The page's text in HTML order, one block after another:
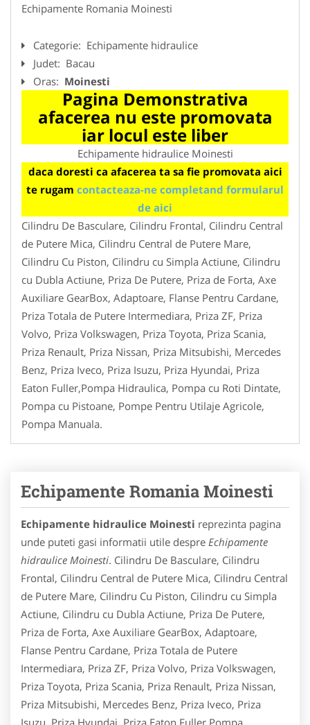
Echipamente Romania Moinesti
Categorie: Echipamente hidraulice
Judet: Bacau
Oras: Moinesti
Pagina Demonstrativa
afacerea nu este promovata
iar locul este liber
Echipamente hidraulice Moinesti
daca doresti ca afacerea ta sa fie promovata aici
te rugam contacteaza-ne completand formularul
de aici
Cilindru De Basculare, Cilindru Frontal, Cilindru Central
de Putere Mica, Cilindru Central de Putere Mare,
Cilindru Cu Piston, Cilindru cu Simpla Actiune, Cilindru
cu Dubla Actiune, Priza De Putere, Priza de Forta, Axe
Auxiliare GearBox, Adaptoare, Flanse Pentru Cardane,
Priza Totala de Putere Intermediara, Priza ZF, Priza
Volvo, Priza Volkswagen, Priza Toyota, Priza Scania,
Priza Renault, Priza Nissan, Priza Mitsubishi, Mercedes
Benz, Priza Iveco, Priza Isuzu, Priza Hyundai, Priza
Eaton Fuller,Pompa Hidraulica, Pompa cu Roti Dintate,
Pompa cu Pistoane, Pompe Pentru Utilaje Agricole,
Pompa Manuala.
Echipamente Romania Moinesti
Echipamente hidraulice Moinesti reprezinta pagina
unde puteti gasi informatii utile despre Echipamente
hidraulice Moinesti. Cilindru De Basculare, Cilindru
Frontal, Cilindru Central de Putere Mica, Cilindru Central
de Putere Mare, Cilindru Cu Piston, Cilindru cu Simpla
Actiune, Cilindru cu Dubla Actiune, Priza De Putere,
Priza de Forta, Axe Auxiliare GearBox, Adaptoare,
Flanse Pentru Cardane, Priza Totala de Putere
Intermediara, Priza ZF, Priza Volvo, Priza Volkswagen,
Priza Toyota, Priza Scania, Priza Renault, Priza Nissan,
Priza Mitsubishi, Mercedes Benz, Priza Iveco, Priza
Isuzu, Priza Hyundai, Priza Eaton Fuller,Pompa